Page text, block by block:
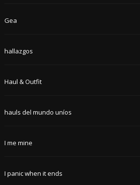
Gea
hallazgos
Haul & Outfit
hauls del mundo uníos
I me mine
I panic when it ends